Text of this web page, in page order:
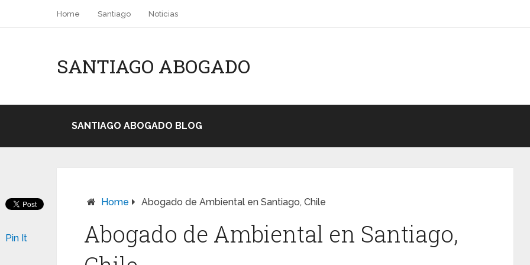
Home Santiago Noticias
SANTIAGO ABOGADO
SANTIAGO ABOGADO BLOG
Home Abogado de Ambiental en Santiago, Chile
Abogado de Ambiental en Santiago,
Pin It